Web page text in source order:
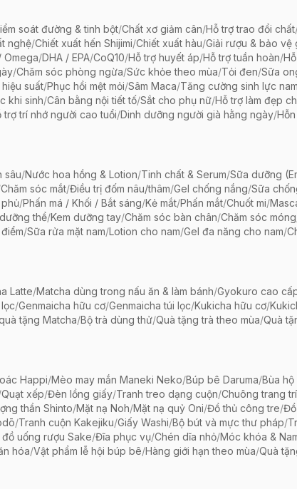
soát đường & tinh bột/Chất xơ giảm cân/Hỗ trợ trao đổi chất
nghệ/Chiết xuất hến Shijimi/Chiết xuất hàu/Giải rượu & bảo vệ
Omega/DHA / EPA/CoQ10/Hỗ trợ huyết áp/Hỗ trợ tuần hoàn/
/Chăm sóc phòng ngừa/Sức khỏe theo mùa/Tỏi đen/Sữa
suất/Phục hồi mệt mỏi/Sâm Maca/Tăng cường sinh lực nam
khi sinh/Cân bằng nội tiết tố/Sắt cho phụ nữ/Hỗ trợ làm đẹp
trợ trí nhớ người cao tuổi/Dinh dưỡng người già hằng ngày/
sâu/Nước hoa hồng & Lotion/Tinh chất & Serum/Sữa dưỡng
Chăm sóc mắt/Điều trị đốm nâu/thâm/Gel chống nắng/Sữa
/Phấn má / Khối / Bắt sáng/Kẻ mắt/Phấn mắt/Chuốt mi/
thể/Kem dưỡng tay/Chăm sóc bàn chân/Chăm sóc móng
/Sữa rửa mặt nam/Lotion cho nam/Gel đa năng cho nam/
Latte/Matcha dùng trong nấu ăn & làm bánh/Gyokuro cao
/Genmaicha hữu cơ/Genmaicha túi lọc/Kukicha hữu cơ/
tặng Matcha/Bộ trà dùng thử/Quà tặng trà theo mùa/Quà
Happi/Mèo may mắn Maneki Neko/Búp bê Daruma/Bùa hộ
Quạt xếp/Đèn lồng giấy/Tranh treo dạng cuộn/Chuông trang trí
thần Shinto/Mặt nạ Noh/Mặt nạ quỷ Oni/Đồ thủ công tre/Đồ
/Tranh cuộn Kakejiku/Giấy Washi/Bộ bút và mực thư pháp/
đồ uống rượu Sake/Đĩa phục vụ/Chén dĩa nhỏ/Móc khóa &
hóa/Vật phẩm lễ hội búp bê/Hàng giới hạn theo mùa/Quà